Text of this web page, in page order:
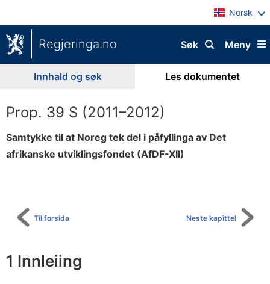
Norsk
Regjeringa.no Meny
Søk
Innhald og søk Les dokumentet
Prop. 39 S (2011–2012)
Samtykke til at Noreg tek del i påfyllinga av Det
afrikanske utviklingsfondet (AfDF-XII)
Neste kapittel
Til forsida
1 Innleiing